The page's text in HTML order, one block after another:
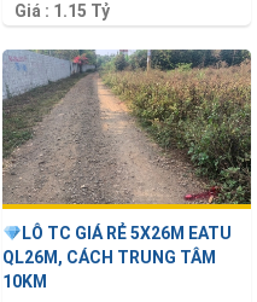
Giá : 1.15 Tỷ
Diện tích :210 m2
LÔ TC GIÁ RẺ 5X26M EATU
QL26M, CÁCH TRUNG TÂM
10KM